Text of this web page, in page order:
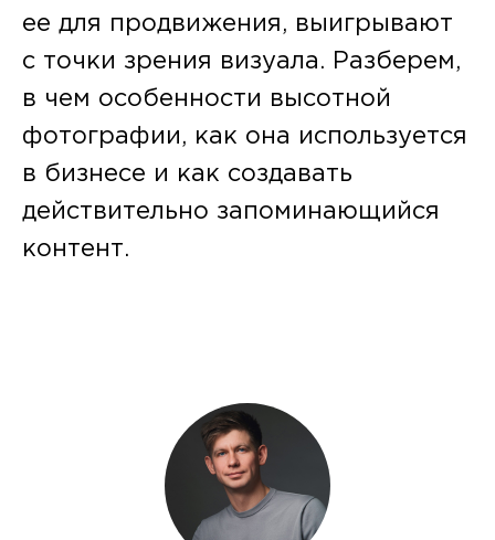
ее для продвижения, выигрывают
с точки зрения визуала. Разберем,
в чем особенности высотной
фотографии, как она используется
в бизнесе и как создавать
действительно запоминающийся
контент.